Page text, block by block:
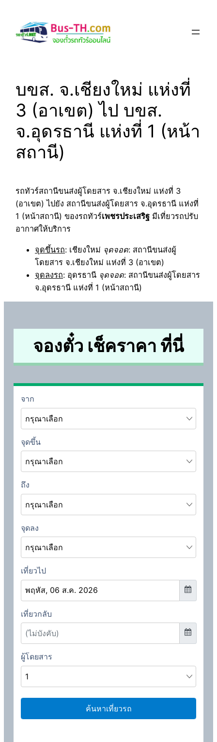
content
บขส. จ.เชียงใหม่ แห่งที่
3 (อาเขต) ไป บขส.
จ.อุดรธานี แห่งที่ 1 (หน้า
สถานี)
รถทัวร์สถานีขนส่งผู้โดยสาร จ.เชียงใหม่ แห่งที่ 3
(อาเขต) ไปยัง สถานีขนส่งผู้โดยสาร จ.อุดรธานี แห่งที่
1 (หน้าสถานี) ของรถทัวร์เพชรประเสริฐ มีเที่ยวรถปรับ
อากาศให้บริการ
จุดขึ้นรถ: เชียงใหม่ จุดจอด: สถานีขนส่งผู้
โดยสาร จ.เชียงใหม่ แห่งที่ 3 (อาเขต)
จุดลงรถ: อุดรธานี จุดจอด: สถานีขนส่งผู้โดยสาร
จ.อุดรธานี แห่งที่ 1 (หน้าสถานี)
จองตั๋ว เช็คราคา ที่นี่